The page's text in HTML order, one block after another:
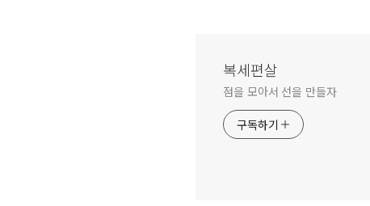
복세편살
점을 모아서 선을 만들자
구독하기